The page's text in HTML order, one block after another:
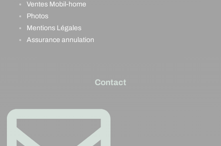
Ventes Mobil-home
Photos
Mentions Légales
Assurance annulation
Contact